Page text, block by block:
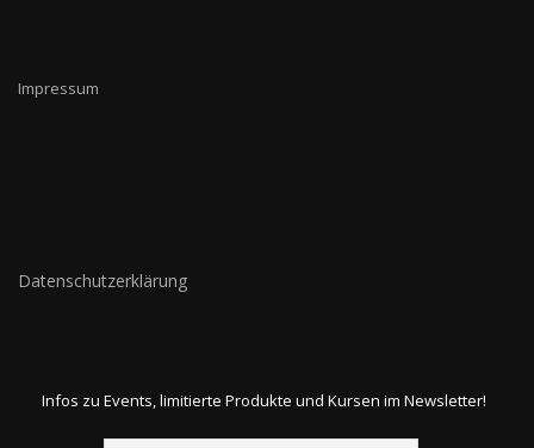
Impressum
Datenschutzerklärung
Infos zu Events, limitierte Produkte und Kursen im Newsletter!